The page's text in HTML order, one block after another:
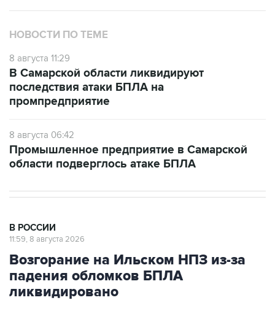
НОВОСТИ ПО ТЕМЕ
8 августа 11:29
В Самарской области ликвидируют
последствия атаки БПЛА на
промпредприятие
8 августа 06:42
Промышленное предприятие в Самарской
области подверглось атаке БПЛА
В РОССИИ
11:59, 8 августа 2026
Возгорание на Ильском НПЗ из-за
падения обломков БПЛА
ликвидировано